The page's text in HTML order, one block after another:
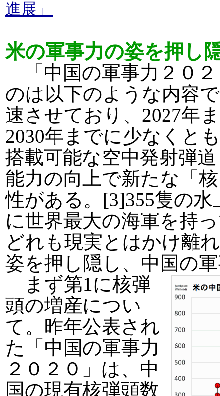
進展」
米の軍事力の姿を押し
「中国の軍事力２０
のは以下のような内容
速させており、2027年
2030年までに少なくと
搭載可能な空中発射弾
能力の向上で新たな「
性がある。[3]355隻の
に世界最大の海軍を持
どれも現実とはかけ離
姿を押し隠し、中国の
まず第1に核弾
頭の増産につい
て。昨年公表され
た「中国の軍事力
２０２０」は、中
国の現有核弾頭数